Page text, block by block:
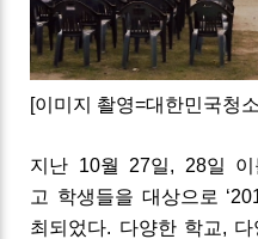
[이미지 촬영=대한민국청
지난 10월 27일, 28일
고 학생들을 대상으로
최되었다. 다양한 학교, 다